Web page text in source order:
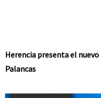
Herencia presenta el
Palancas